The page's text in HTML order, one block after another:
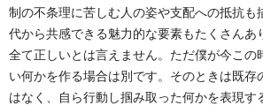
制の不条理に苦しむ人の姿や支配への抵抗も
代から共感できる魅力的な要素もたくさんあ
全て正しいとは言えません。ただ僕が今この
い何かを作る場合は別です。そのときは既存
はなく、自ら行動し掴み取った何かを表現す